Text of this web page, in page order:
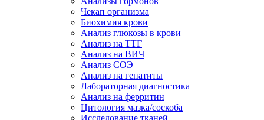
Чекап организма
Биохимия крови
Анализ глюкозы в крови
Анализ на ТТГ
Анализ на ВИЧ
Анализ СОЭ
Анализ на гепатиты
Лабораторная диагностика
Анализ на ферритин
Цитология мазка/соскоба
Исследование тканей